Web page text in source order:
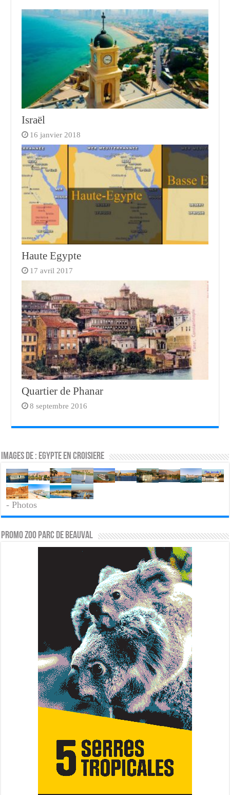
Israël
16 janvier 2018
Haute Egypte
17 avril 2017
Quartier de Phanar
8 septembre 2016
Images de : Egypte en croisiere
- Photos
PROMO ZOO PARC DE BEAUVAL